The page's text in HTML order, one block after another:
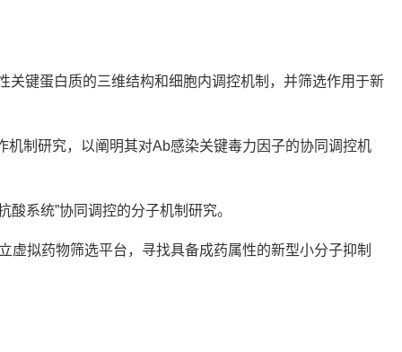
键蛋白质的三维结构和细胞内调控机制，并筛选作用于新
制研究，以阐明其对Ab感染关键毒力因子的协同调控机
系统”协同调控的分子机制研究。
拟药物筛选平台，寻找具备成药属性的新型小分子抑制